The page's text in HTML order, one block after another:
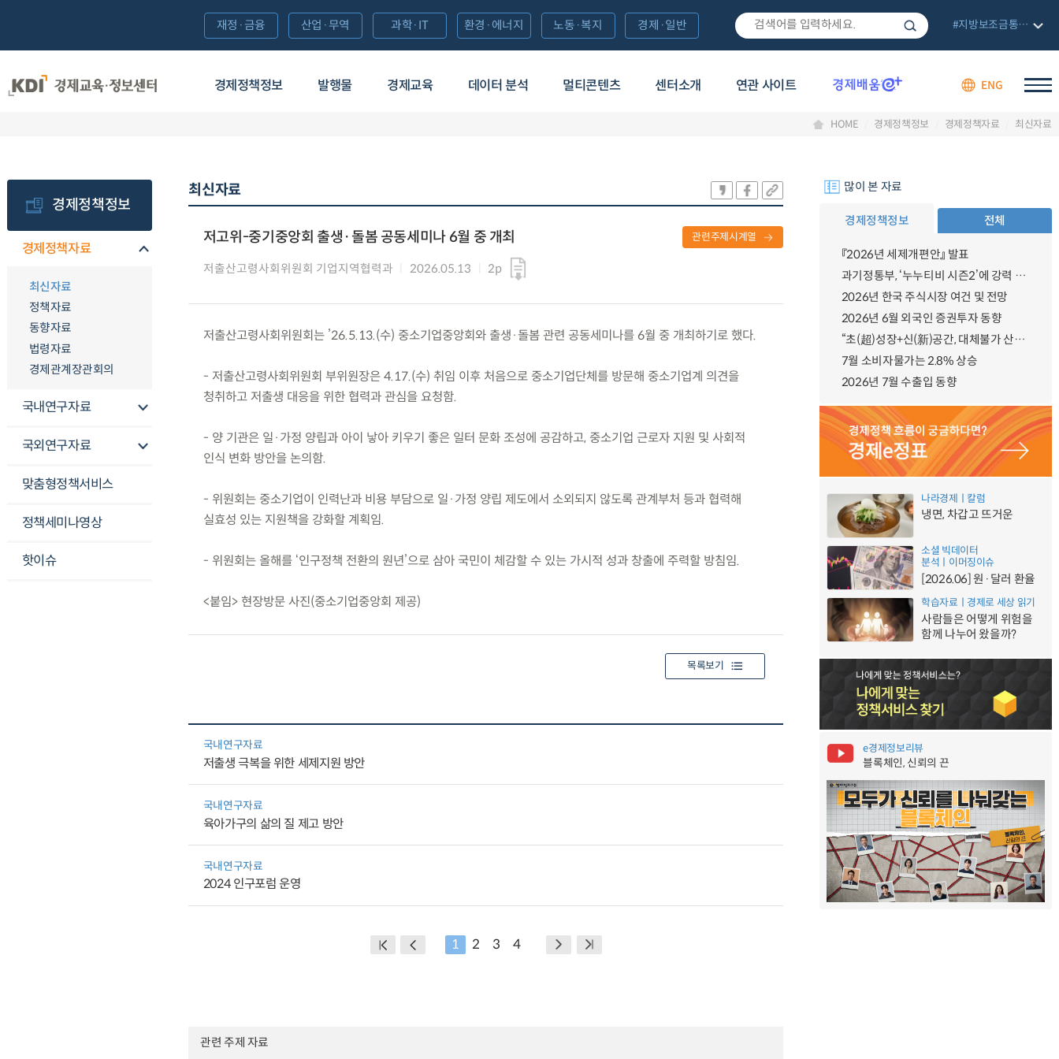
경제정책정보 발행물 경제교육 데이터 분석 멀티콘텐츠 센터소개 연관 사이트 ENG
재정·금융 산업·무역 과학·IT 환경·에너지 노동·복지 경제·일반 #지방보조금통합관리망
HOME 경제정책정보 경제정책자료 최신자료
경제정책정보
경제정책자료
최신자료
정책자료
동향자료
법령자료
경제관계장관회의
국내연구자료
국외연구자료
맞춤형정책서비스
정책세미나영상
핫이슈
최신자료
저고위-중기중앙회 출생·돌봄 공동세미나 6월 중 개최
저출산고령사회위원회 기업지역협력과 2026.05.13 2p
관련주제시계열
저출산고령사회위원회는 ’26.5.13.(수) 중소기업중앙회와 출생·돌봄 관련 공동세미나를 6월 중 개최하기로 했다.
- 저출산고령사회위원회 부위원장은 4.17.(수) 취임 이후 처음으로 중소기업단체를 방문해 중소기업계 의견을
청취하고 저출생 대응을 위한 협력과 관심을 요청함.
- 양 기관은 일·가정 양립과 아이 낳아 키우기 좋은 일터 문화 조성에 공감하고, 중소기업 근로자 지원 및 사회적
인식 변화 방안을 논의함.
- 위원회는 중소기업이 인력난과 비용 부담으로 일·가정 양립 제도에서 소외되지 않도록 관계부처 등과 협력해
실효성 있는 지원책을 강화할 계획임.
- 위원회는 올해를 ‘인구정책 전환의 원년’으로 삼아 국민이 체감할 수 있는 가시적 성과 창출에 주력할 방침임.
<붙임> 현장방문 사진(중소기업중앙회 제공)
목록보기
국내연구자료
저출생 극복을 위한 세제지원 방안
국내연구자료
육아가구의 삶의 질 제고 방안
국내연구자료
2024 인구포럼 운영
1 2 3 4
관련 주제 자료
많이 본 자료
경제정책정보 전체
『2026년 세제개편안』 발표
과기정통부, ‘누누티비 시즌2’에 강력 대응 의지 밝혀
2026년 한국 주식시장 여건 및 전망
2026년 6월 외국인 증권투자 동향
“초(超)성장+신(新)공간, 대체불가 산업강국”
7월 소비자물가는 2.8% 상승
2026년 7월 수출입 동향
나라경제ㅣ칼럼
냉면, 차갑고 뜨거운
소셜 빅데이터
분석ㅣ이머징이슈
[2026.06] 원·달러 환율
학습자료ㅣ경제로 세상 읽기
사람들은 어떻게 위험을
함께 나누어 왔을까?
e경제정보리뷰
블록체인, 신뢰의 끈